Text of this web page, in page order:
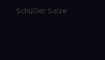
Schüßler Salze